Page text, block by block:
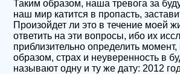
Таким образом, наша тревога за
наш мир катится в пропасть,
Произойдет ли это в течение моей
ответить на эти вопросы, ибо их
приблизительно определить
образом, страх и неуверенность в
называют одну и ту же дату: 2012